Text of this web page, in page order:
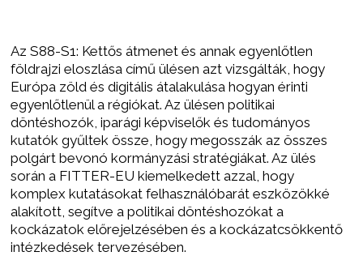
Az S88-S1: Kettős átmenet és annak egyenlőtlen
földrajzi eloszlása című ülésen azt vizsgálták, hogy
Európa zöld és digitális átalakulása hogyan érinti
egyenlőtlenül a régiókat. Az ülésen politikai
döntéshozók, iparági képviselők és tudományos
kutatók gyűltek össze, hogy megosszák az összes
polgárt bevonó kormányzási stratégiákat. Az ülés
során a FITTER-EU kiemelkedett azzal, hogy
komplex kutatásokat felhasználóbarát eszközökké
alakított, segítve a politikai döntéshozókat a
kockázatok előrejelzésében és a kockázatcsökkentő
intézkedések tervezésében.